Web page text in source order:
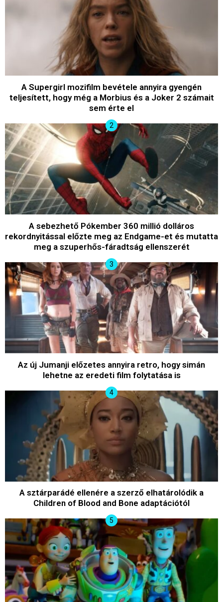
A Supergirl mozifilm bevétele annyira gyengén
teljesített, hogy még a Morbius és a Joker 2 számait
sem érte el
A sebezhető Pókember 360 millió dolláros
rekordnyitással előzte meg az Endgame-et és mutatta
meg a szuperhős-fáradtság ellenszerét
Az új Jumanji előzetes annyira retro, hogy simán
lehetne az eredeti film folytatása is
A sztárparádé ellenére a szerző elhatárolódik a
Children of Blood and Bone adaptációtól